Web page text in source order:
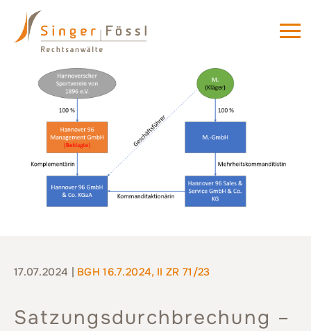
17.07.2024 | BGH 16.7.2024, II ZR 71/23
Satzungsdurchbrechung –